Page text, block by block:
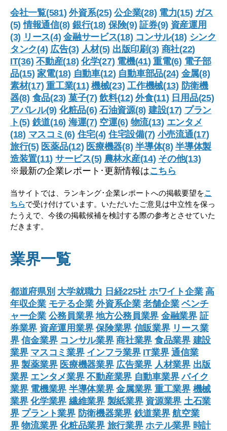
会社一覧(581) 外資系(25) 公企業(28) 電力(15) ガス
(5) 情報通信(8) 銀行(18) 保険(9) 証券(9) 資産運用
(3) リース(4) 金融サービス(18) コンサル(18) シンク
タンク(4) 広告(3) 人材(5) 出版印刷(3) 商社(22)
IT(36) 不動産(18) 化学(27) 電機(41) 重電(6) 電子部
品(15) 家電(18) 自動車(12) 自動車部品(24) 金属(8)
素材(17) 重工業(11) 機械(23) 工作機械(13) 防衛機
器(8) 食品(23) 菓子(7) 飲料(12) 外食(11) 日用品(25)
アパレル(9) 化粧品(6) 石油資源(8) 建設(17) プラン
ト(5) 鉄道(16) 海運(7) 空運(6) 物流(13) エンタメ
(18) マスコミ(6) 住宅(4) 住宅設備(7) 小売流通(17)
旅行(5) 医薬品(12) 医療機器(8) 半導体(8) 半導体製
造装置(11) サービス(5) 農林水産(14) その他(13)
※最新の企業レポート･更新情報はこちら
当サイトでは、ランキング･企業レポートへの掲載要望をこ
ちらで受け付けています。いただいたご意見は中立性を保っ
たうえで、今後の掲載候補を検討する際の参考とさせていた
だきます。
業界一覧
都道府県別 大学就職力 日経225社 ホワイト企業 高
年収企業 モテる企業 外資系企業 老舗企業 ベンチ
ャー企業 公務員業界 地方公務員業界 金融業界 証
券業界 資産運用業界 保険業界 信販業界 リース業
界 信金業界 コンサル業界 商社業界 食品業界 建設
業界 マスコミ業界 インフラ業界 IT業界 通信業
界 製薬業界 医療機器業界 広告業界 人材業界 出版
業界 エンタメ業界 不動産業界 自動車業界 バイク
業界 電機業界 半導体業界 金属業界 重工業界 機械
業界 化学業界 繊維業界 製紙業界 資源業界 土石業
界 プラント業界 防衛機器業界 鉄道業界 航空業
界 物流業界 化粧品業界 旅行業界 ホテル業界 時計